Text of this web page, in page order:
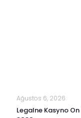
Ağustos 6, 2026
Legalne Kasyno